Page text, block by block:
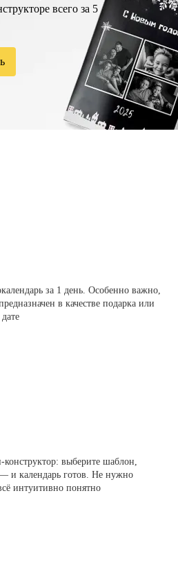
всего за 5
за 1 день. Особенно важно,
в качестве подарка или
выберите шаблон,
— и календарь готов. Не нужно
интуитивно понятно